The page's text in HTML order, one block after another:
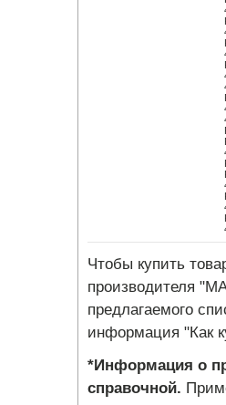
Чтобы купить
производителя
предлагаемого
информация "Как
*Информация о
справочной.